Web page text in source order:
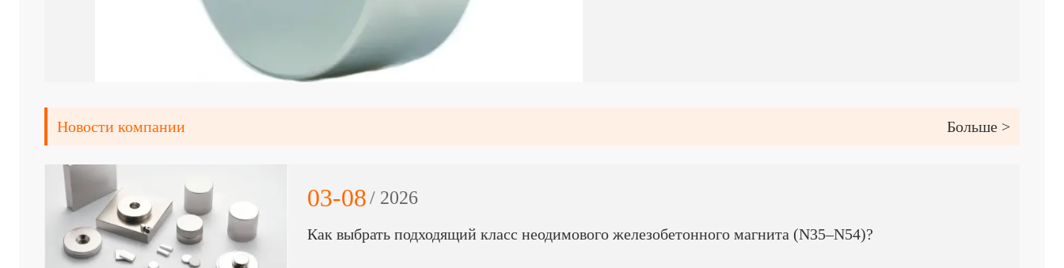
Новости компании Больше >
03-08/ 2026
Как выбрать подходящий класс неодимового железобетонного магнита (N35–N54)?